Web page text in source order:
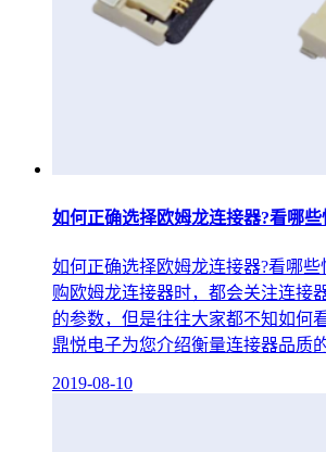
如何正确选择欧姆龙连接器?看哪些
如何正确选择欧姆龙连接器?看哪
购欧姆龙连接器时，都会关注连接
的参数，但是往往大家都不知如何
鼎悦电子为您介绍衡量连接器品质
2019-08-10